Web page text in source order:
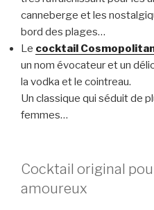
canneberge et les
bord des plages…
Le cocktail
un nom évocateur et un
la vodka et le cointreau.
Un classique qui séduit de
femmes…
Cocktail original
amoureux